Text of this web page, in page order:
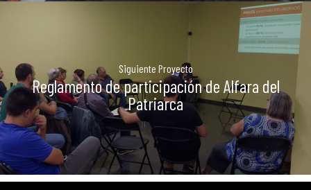
Siguiente Proyecto
Reglamento de participación de Alfara del
Patriarca